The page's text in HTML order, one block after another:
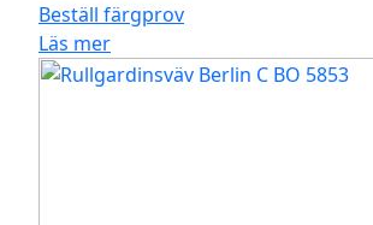
Beställ färgprov
Läs mer